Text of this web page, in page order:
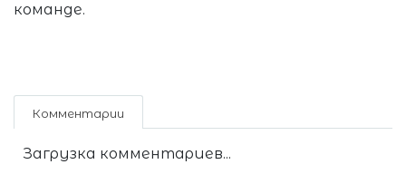
команде.
Комментарии
Загрузка комментариев...